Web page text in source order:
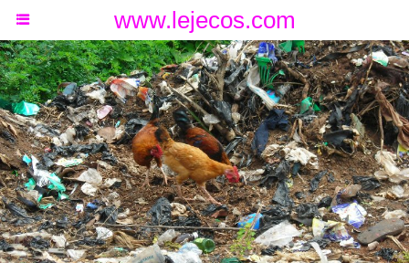
www.lejecos.com